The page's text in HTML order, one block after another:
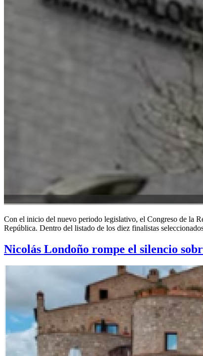
Con el inicio del nuevo periodo legislativo, el Congreso de la
República. Dentro del listado de los diez finalistas
Nicolás Londoño rompe el silencio